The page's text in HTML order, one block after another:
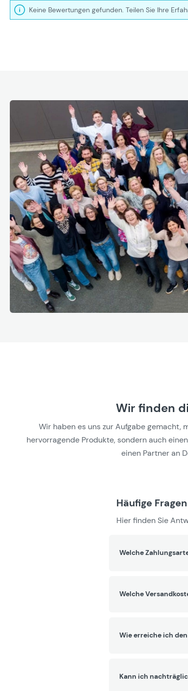
Keine Bewertungen gefunden. Teilen Sie Ihre
Wir finden
Wir haben es uns zur Aufgabe gemacht,
hervorragende Produkte, sondern auch
einen Partner an
Häufige Fragen
Hier finden Sie
Welche
Welche
Wie erreiche ich
Kann ich